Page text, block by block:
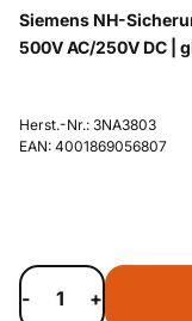
Siemens NH-
500V AC/250V DC |
Herst.-Nr.: 3NA3803
EAN: 4001869056807
- +